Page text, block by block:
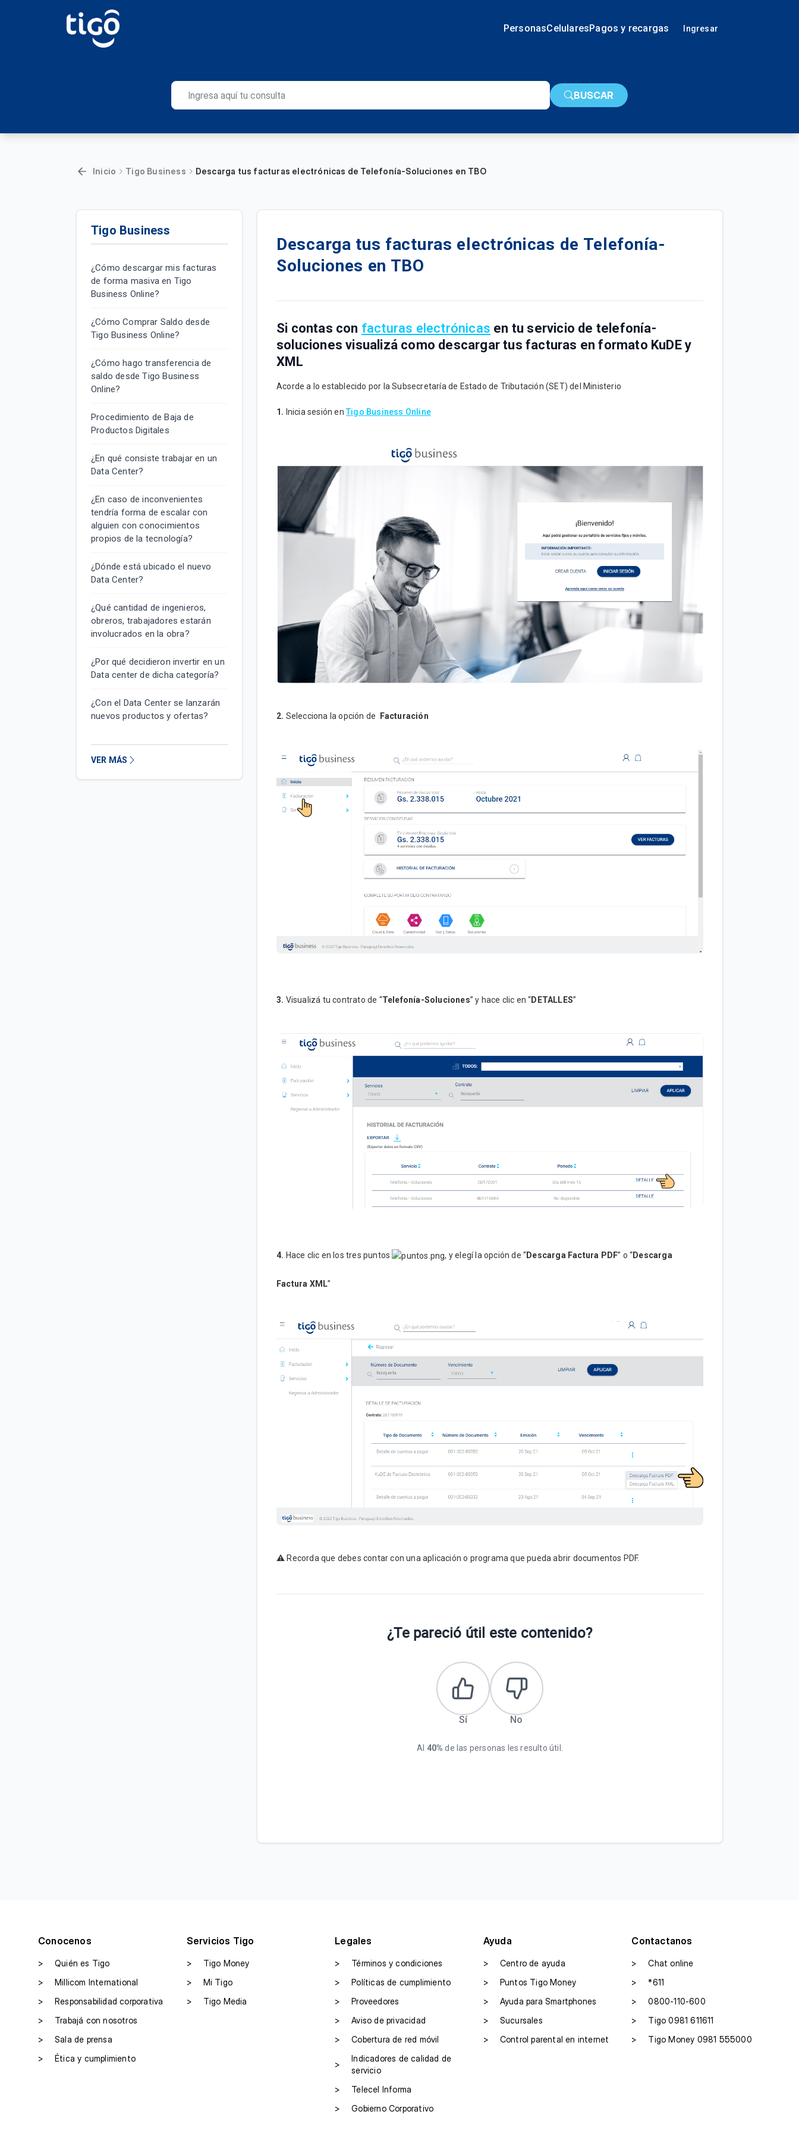
PersonasCelularesPagos y recargas Ingresar
BUSCAR
Inicio Tigo Business Descarga tus facturas electrónicas de Telefonía-Soluciones en TBO
Tigo Business
¿Cómo descargar mis facturas
de forma masiva en Tigo
Business Online?
¿Cómo Comprar Saldo desde
Tigo Business Online?
¿Cómo hago transferencia de
saldo desde Tigo Business
Online?
Procedimiento de Baja de
Productos Digitales
¿En qué consiste trabajar en un
Data Center?
¿En caso de inconvenientes
tendría forma de escalar con
alguien con conocimientos
propios de la tecnología?
¿Dónde está ubicado el nuevo
Data Center?
¿Qué cantidad de ingenieros,
obreros, trabajadores estarán
involucrados en la obra?
¿Por qué decidieron invertir en un
Data center de dicha categoría?
¿Con el Data Center se lanzarán
nuevos productos y ofertas?
VER MÁS
Descarga tus facturas electrónicas de Telefonía-
Soluciones en TBO
Si contas con facturas electrónicas en tu servicio de telefonía-
soluciones visualizá como descargar tus facturas en formato KuDE y
XML
Acorde a lo establecido por la Subsecretaría de Estado de Tributación (SET) del Ministerio
1. Inicia sesión enTigo Business Online
2. Selecciona la opción de Facturación
3. Visualizá tu contrato de “Telefonía-Soluciones” y hace clic en “DETALLES”
4. Hace clic en los tres puntos , y elegí la opción de “Descarga Factura PDF” o “Descarga
Factura XML”
⚠️ Recorda que debes contar con una aplicación o programa que pueda abrir documentos PDF.
¿Te pareció útil este contenido?
Sí No
Al 40% de las personas les resulto útil.
Conocenos
>
Quién es Tigo
>
Millicom International
>
Responsabilidad corporativa
>
Trabajá con nosotros
>
Sala de prensa
>
Ética y cumplimiento
Servicios Tigo
>
Tigo Money
>
Mi Tigo
>
Tigo Media
Legales
>
Términos y condiciones
>
Políticas de cumplimiento
>
Proveedores
>
Aviso de privacidad
>
Cobertura de red móvil
>
Indicadores de calidad de
servicio
>
Telecel Informa
>
Gobierno Corporativo
Ayuda
>
Centro de ayuda
>
Puntos Tigo Money
>
Ayuda para Smartphones
>
Sucursales
>
Control parental en internet
Contactanos
>
Chat online
>
*611
>
0800-110-600
>
Tigo 0981 611611
>
Tigo Money 0981 555000